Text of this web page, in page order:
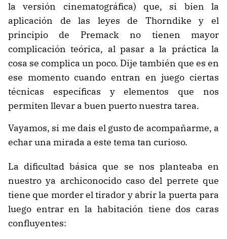
la versión cinematográfica) que, si bien la
aplicación de las leyes de Thorndike y el
principio de Premack no tienen mayor
complicación teórica, al pasar a la práctica la
cosa se complica un poco. Dije también que es en
ese momento cuando entran en juego ciertas
técnicas específicas y elementos que nos
permiten llevar a buen puerto nuestra tarea.
Vayamos, si me dais el gusto de acompañarme, a
echar una mirada a este tema tan curioso.
La dificultad básica que se nos planteaba en
nuestro ya archiconocido caso del perrete que
tiene que morder el tirador y abrir la puerta para
luego entrar en la habitación tiene dos caras
confluyentes: